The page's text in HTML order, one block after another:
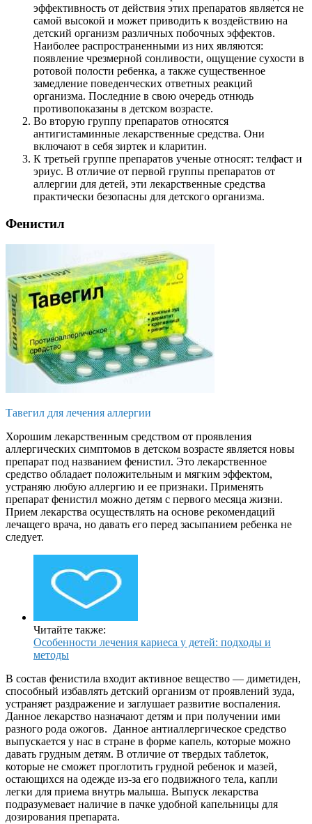
эффективность от действия этих препаратов является не
самой высокой и может приводить к воздействию на
детский организм различных побочных эффектов.
Наиболее распространенными из них являются:
появление чрезмерной сонливости, ощущение сухости в
ротовой полости ребенка, а также существенное
замедление поведенческих ответных реакций
организма. Последние в свою очередь отнюдь
противопоказаны в детском возрасте.
Во вторую группу препаратов относятся
антигистаминные лекарственные средства. Они
включают в себя зиртек и кларитин.
К третьей группе препаратов ученые относят: телфаст и
эриус. В отличие от первой группы препаратов от
аллергии для детей, эти лекарственные средства
практически безопасны для детского организма.
Фенистил
Тавегил для лечения аллергии
Хорошим лекарственным средством от проявления
аллергических симптомов в детском возрасте является новы
препарат под названием фенистил. Это лекарственное
средство обладает положительным и мягким эффектом,
устраняю любую аллергию и ее признаки. Применять
препарат фенистил можно детям с первого месяца жизни.
Прием лекарства осуществлять на основе рекомендаций
лечащего врача, но давать его перед засыпанием ребенка не
следует.
Читайте также:
Особенности лечения кариеса у детей: подходы и
методы
В состав фенистила входит активное вещество — диметиден,
способный избавлять детский организм от проявлений зуда,
устраняет раздражение и заглушает развитие воспаления.
Данное лекарство назначают детям и при получении ими
разного рода ожогов. Данное антиаллергическое средство
выпускается у нас в стране в форме капель, которые можно
давать грудным детям. В отличие от твердых таблеток,
которые не сможет проглотить грудной ребенок и мазей,
остающихся на одежде из-за его подвижного тела, капли
легки для приема внутрь малыша. Выпуск лекарства
подразумевает наличие в пачке удобной капельницы для
дозирования препарата.